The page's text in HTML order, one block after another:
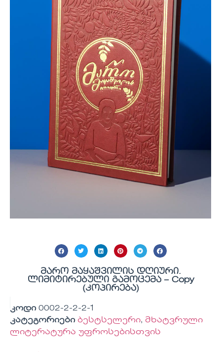
მარო მაყაშვილის დღიური.
ლიმიტირებული გამოცემა – Copy
(კოპირება)
კოდი 0002-2-2-2-1
კატეგორიები ბესტსელერი, მხატვრული
ლიტერატურა უფროსებისთვის